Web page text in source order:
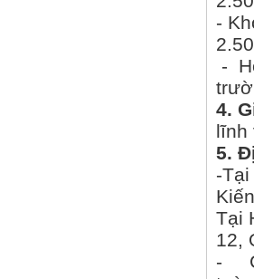
-
-
4.
lĩnh
5.
-
Tại
12,
-